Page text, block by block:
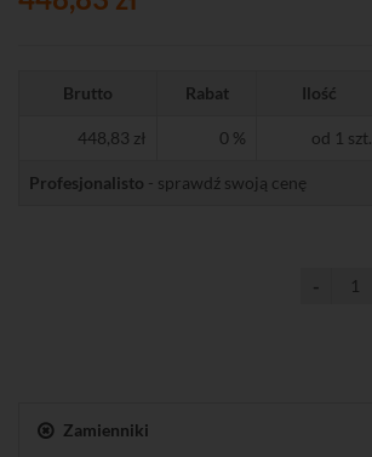
Brutto Rabat Ilość
448,83 zł 0 % od 1 szt.
Profesjonalisto - sprawdź swoją cenę
Zamienniki